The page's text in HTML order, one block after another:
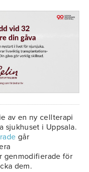
av en ny cellterapi
sjukhuset i Uppsala.
går
genmodifierade för
dem.